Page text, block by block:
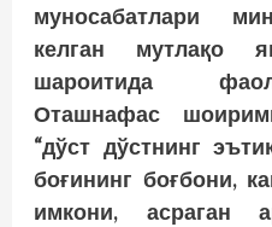
муносабатлари
келган мутлақо
шароитида
Оташнафас
“дўст дўстнинг
боғининг боғбони,
имкони, асраган